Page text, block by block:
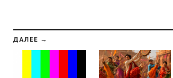
ДАЛЕЕ →